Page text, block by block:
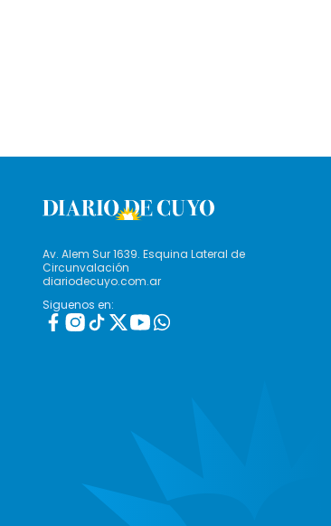
Av. Alem Sur 1639. Esquina Lateral de
Circunvalación
diariodecuyo.com.ar
Siguenos en: